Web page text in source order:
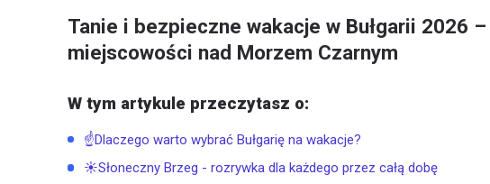
Tanie i bezpieczne wakacje w Bułgarii 2026
miejscowości nad Morzem Czarnym
W tym artykule przeczytasz o:
☝️Dlaczego warto wybrać Bułgarię na wakacje?
☀️Słoneczny Brzeg - rozrywka dla każdego przez całą dobę